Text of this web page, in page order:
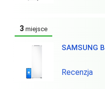
3 miejsce
SAMSUNG
Recenzja